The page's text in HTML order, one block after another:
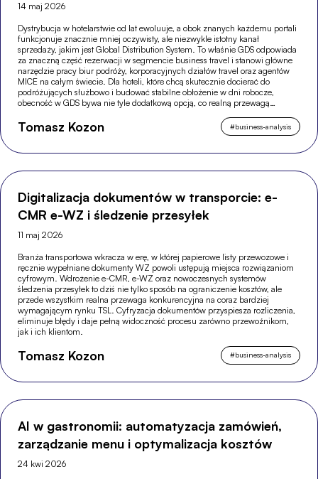
14 maj 2026
Dystrybucja w hotelarstwie od lat ewoluuje, a obok znanych każdemu portali
funkcjonuje znacznie mniej oczywisty, ale niezwykle istotny kanał
sprzedaży, jakim jest Global Distribution System. To właśnie GDS odpowiada
za znaczną część rezerwacji w segmencie business travel i stanowi główne
narzędzie pracy biur podróży, korporacyjnych działów travel oraz agentów
MICE na całym świecie. Dla hoteli, które chcą skutecznie docierać do
podróżujących służbowo i budować stabilne obłożenie w dni robocze,
obecność w GDS bywa nie tyle dodatkową opcją, co realną przewagą
Tomasz Kozon #business-analysis
Digitalizacja dokumentów w transporcie: e-
CMR e-WZ i śledzenie przesyłek
11 maj 2026
Branża transportowa wkracza w erę, w której papierowe listy przewozowe i
ręcznie wypełniane dokumenty WZ powoli ustępują miejsca rozwiązaniom
cyfrowym. Wdrożenie e-CMR, e-WZ oraz nowoczesnych systemów
śledzenia przesyłek to dziś nie tylko sposób na ograniczenie kosztów, ale
przede wszystkim realna przewaga konkurencyjna na coraz bardziej
wymagającym rynku TSL. Cyfryzacja dokumentów przyspiesza rozliczenia,
eliminuje błędy i daje pełną widoczność procesu zarówno przewoźnikom,
jak i ich klientom.
Tomasz Kozon #business-analysis
AI w gastronomii: automatyzacja zamówień,
zarządzanie menu i optymalizacja kosztów
24 kwi 2026